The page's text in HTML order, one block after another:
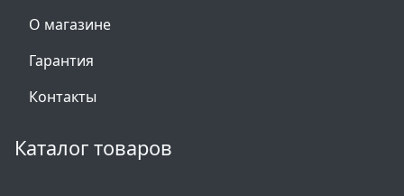
О магазине
Гарантия
Контакты
Каталог товаров